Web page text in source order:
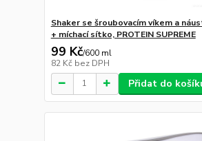
Shaker se šroubovacím víkem a
+ míchací sítko, PROTEIN SUPREME
99 Kč/600 ml
82 Kč bez DPH
Přidat do